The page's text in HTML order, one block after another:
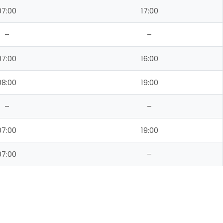
17:00
– –
16:00
19:00
– –
19:00
–